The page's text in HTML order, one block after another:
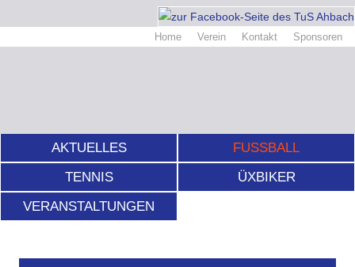
Home Verein Kontakt Sponsoren
AKTUELLES
FUSSBALL
TENNIS
ÜXBIKER
VERANSTALTUNGEN